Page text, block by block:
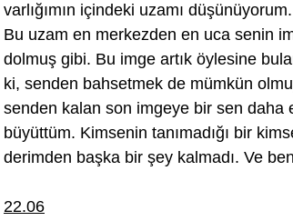
varlığımın içindeki uzamı düşünüyorum.
Bu uzam en merkezden en uca senin
dolmuş gibi. Bu imge artık öylesine
ki, senden bahsetmek de mümkün
senden kalan son imgeye bir sen daha
büyüttüm. Kimsenin tanımadığı bir
derimden başka bir şey kalmadı. Ve
22.06